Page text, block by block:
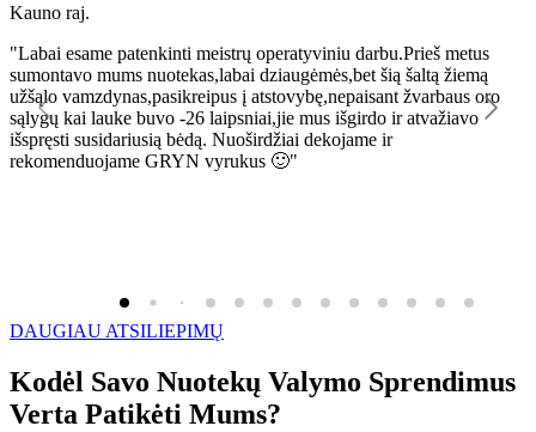
Kauno raj.
"Labai esame patenkinti meistrų operatyviniu darbu.Prieš metus
sumontavo mums nuotekas,labai dziaugėmės,bet šią šaltą žiemą
užšąlo vamzdynas,pasikreipus į atstovybę,nepaisant žvarbaus oro
sąlygų kai lauke buvo -26 laipsniai,jie mus išgirdo ir atvažiavo
išspręsti susidariusią bėdą. Nuoširdžiai dekojame ir
rekomenduojame GRYN vyrukus 🙂"
DAUGIAU ATSILIEPIMŲ
Kodėl Savo Nuotekų Valymo Sprendimus
Verta Patikėti Mums?